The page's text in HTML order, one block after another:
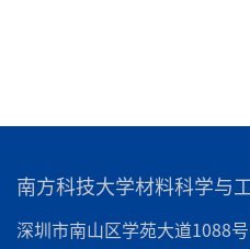
南方科技大学材料科学与
深圳市南山区学苑大道1088